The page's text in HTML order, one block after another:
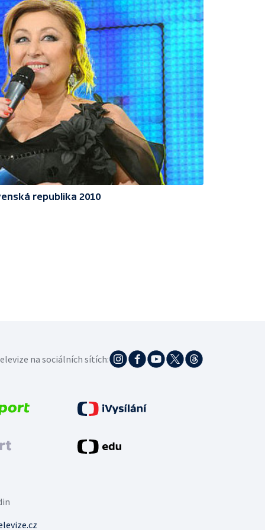
republika 2010
na sociálních sítích: